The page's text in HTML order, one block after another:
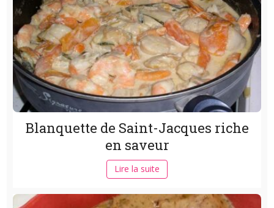
Blanquette de Saint-Jacques riche
en saveur
Lire la suite